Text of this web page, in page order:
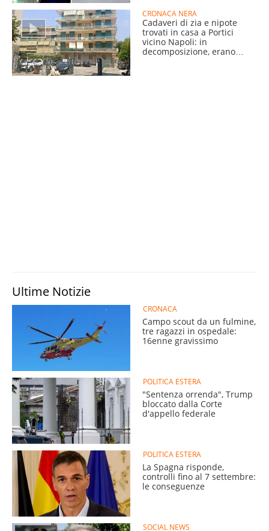
CRONACA NERA
Cadaveri di zia e nipote
trovati in casa a Portici
vicino Napoli: in
decomposizione, erano
Ultime Notizie
CRONACA
Campo scout da un fulmine,
tre ragazzi in ospedale:
16enne gravissimo
POLITICA ESTERA
"Sentenza orrenda", Trump
bloccato dalla Corte
d'appello federale
POLITICA ESTERA
La Spagna risponde,
controlli fino al 7 settembre:
le conseguenze
SOCIAL NEWS